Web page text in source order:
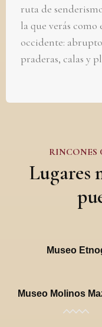
ruta de
la que verás como
occidente:
praderas, calas y
RINCONES
Lugares
Museo
Museo Molinos